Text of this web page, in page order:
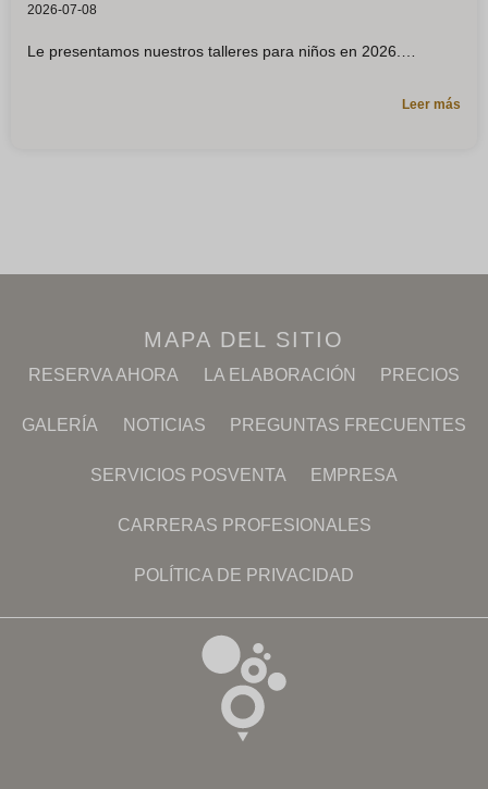
2026-07-08
Le presentamos nuestros talleres para niños en 2026.
Leer más
MAPA DEL SITIO
RESERVA AHORA LA ELABORACIÓN PRECIOS
GALERÍA NOTICIAS PREGUNTAS FRECUENTES
SERVICIOS POSVENTA EMPRESA
CARRERAS PROFESIONALES
POLÍTICA DE PRIVACIDAD